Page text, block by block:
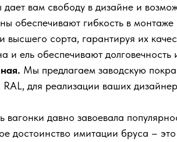
КУпить билет
вам свободу в дизайне и
обеспечивают гибкость в
высшего сорта, гарантируя их
и ель обеспечивают
Мы предлагаем заводскую
для реализации ваших
давно завоевала
достоинство имитации бруса –